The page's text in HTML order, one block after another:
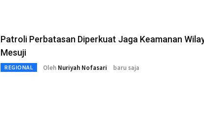
Patroli Perbatasan Diperkuat Jaga Keamanan
Mesuji
REGIONAL Oleh Nuriyah Nofasari baru saja